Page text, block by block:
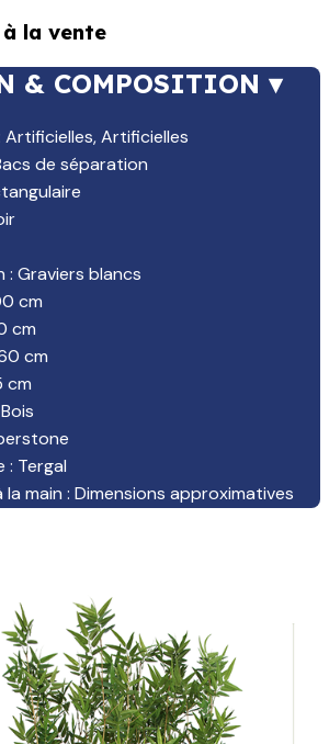
la vente
& COMPOSITION ▾
Artificielles,Artificielles
de séparation
: Graviers blancs
cm
cm
cm
cm
Bois
: Tergal
main : Dimensions approximatives